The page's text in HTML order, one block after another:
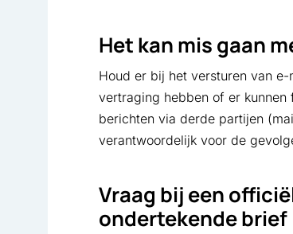
Het kan mis gaan
Houd er bij het versturen van
vertraging hebben of er
berichten via derde partijen
verantwoordelijk voor de
Vraag bij een
ondertekende brief